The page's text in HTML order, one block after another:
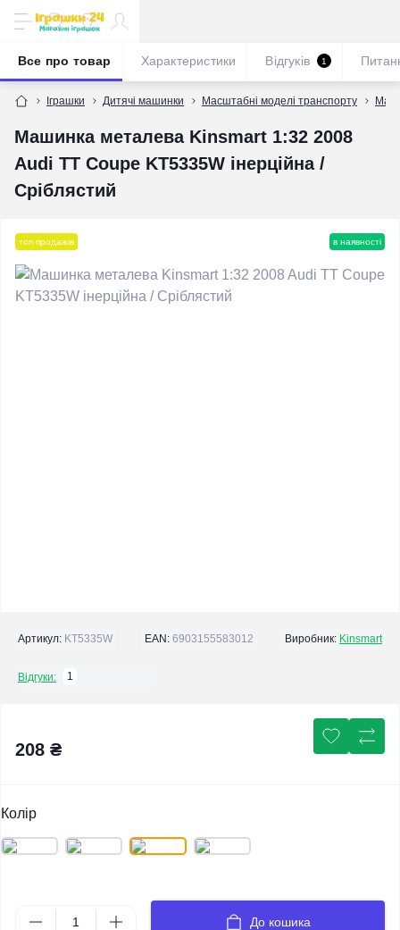
Іграшки Дитячі машинки Масштабні моделі транспорту
Машинка металева Kinsmart 1:32 2008
Audi TT Coupe KT5335W інерційна /
Сріблястий
Все про товар Характеристики Відгуків 1
топ продажів в наявності
Артикул: KT5335W EAN:6903155583012 Виробник: Kinsmart
Відгуки: 1
208 ₴
Колір
До кошика